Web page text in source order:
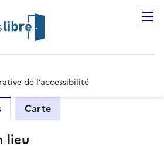
de l’accessibilité
Carte
lieu